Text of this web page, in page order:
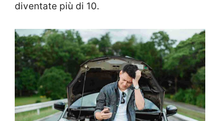
diventate più di 10.